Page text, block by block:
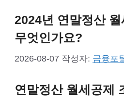
2024년 연말정산
무엇인가요?
2026-08-07 작성자: 금융포
연말정산 월세공제